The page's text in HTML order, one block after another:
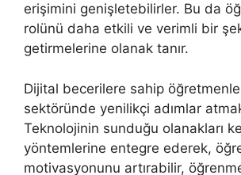
erişimini genişletebilirler. Bu da
rolünü daha etkili ve verimli bir
getirmelerine olanak tanır.
Dijital becerilere sahip
sektöründe yenilikçi adımlar
Teknolojinin sunduğu olanakları
yöntemlerine entegre ederek,
motivasyonunu artırabilir,